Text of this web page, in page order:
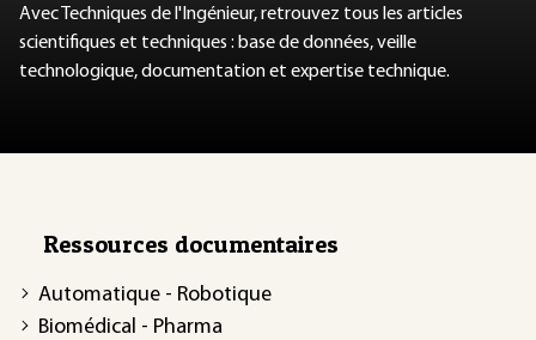
Avec Techniques de l'Ingénieur, retrouvez tous les articles
scientifiques et techniques : base de données, veille
technologique, documentation et expertise technique.
Ressources documentaires
Automatique - Robotique
Biomédical - Pharma